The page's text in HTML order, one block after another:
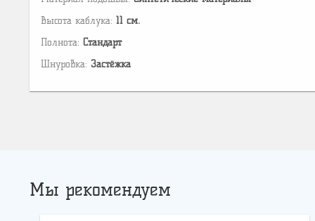
Высота каблука: 11 см.
Полнота: Стандарт
Шнуровка: Застёжка
Мы рекомендуем